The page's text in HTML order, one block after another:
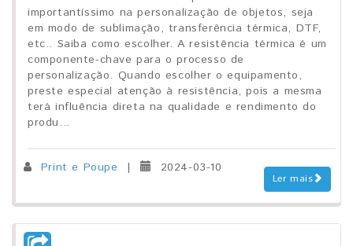
importantíssimo na personalização de objetos, seja
em modo de sublimação, transferência térmica, DTF,
etc.. Saiba como escolher. A resistência térmica é um
componente-chave para o processo de
personalização. Quando escolher o equipamento,
preste especial atenção à resistência, pois a mesma
terá influência direta na qualidade e rendimento do
produ...
Print e Poupe | 2024-03-10
Ler mais